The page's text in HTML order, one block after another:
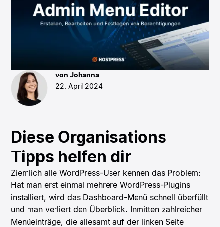
von Johanna
22. April 2024
Diese Organisations
Tipps helfen dir
Ziemlich alle WordPress-User kennen das Problem:
Hat man erst einmal mehrere WordPress-Plugins
installiert, wird das Dashboard-Menü schnell überfüllt
und man verliert den Überblick. Inmitten zahlreicher
Menüeinträge, die allesamt auf der linken Seite